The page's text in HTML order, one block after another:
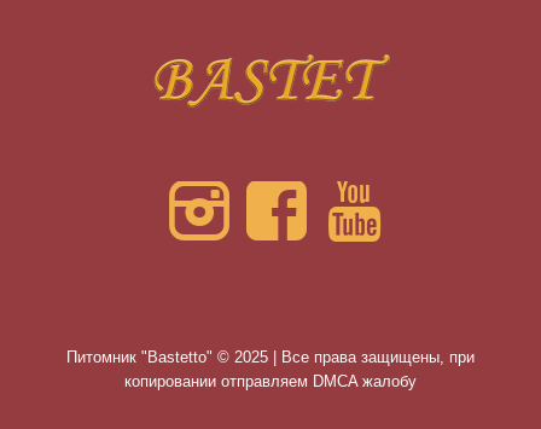
Питомник "Bastetto" © 2025 | Все права защищены, при
копировании отправляем DMCA жалобу